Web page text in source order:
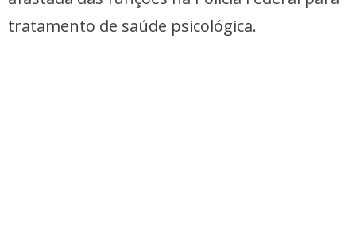
tratamento de saúde psicológica.